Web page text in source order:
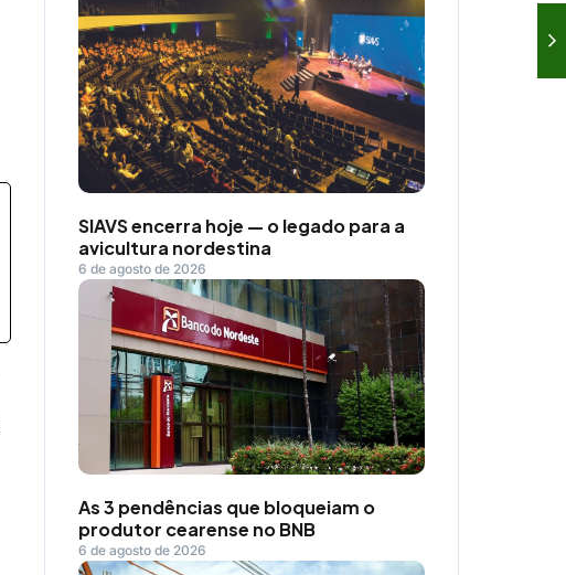
SIAVS encerra hoje — o legado para a
avicultura nordestina
6 de agosto de 2026
As 3 pendências que bloqueiam o
produtor cearense no BNB
6 de agosto de 2026